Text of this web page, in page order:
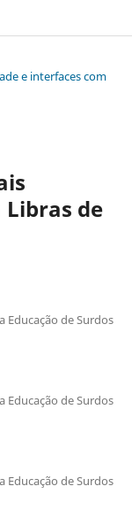
e interfaces com
de
Educação de Surdos
Educação de Surdos
Educação de Surdos